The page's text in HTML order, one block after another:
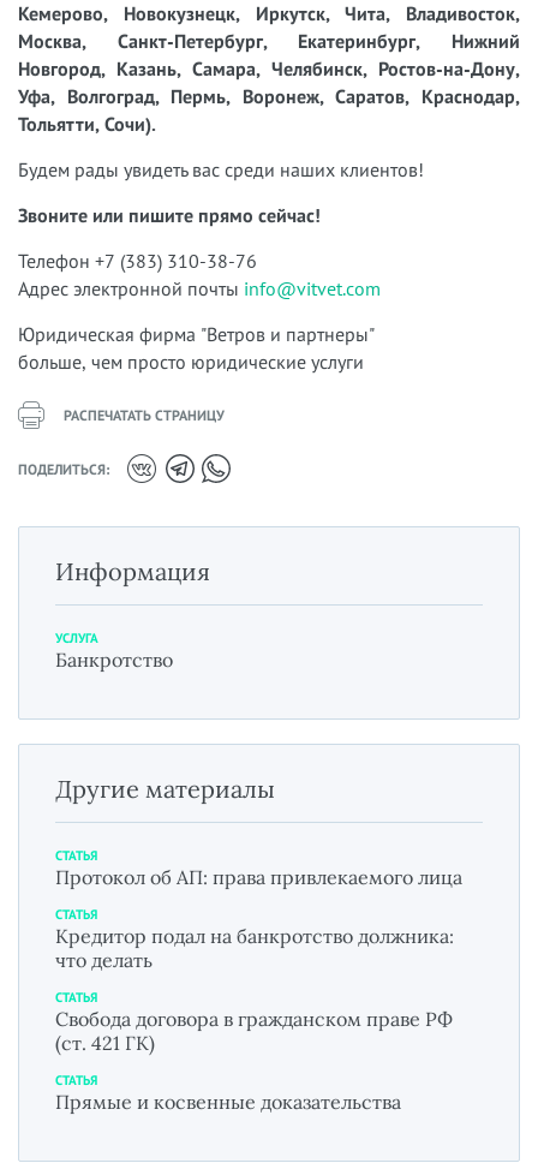
Кемерово, Новокузнецк, Иркутск, Чита, Владивосток,
Москва, Санкт-Петербург, Екатеринбург, Нижний
Новгород, Казань, Самара, Челябинск, Ростов-на-Дону,
Уфа, Волгоград, Пермь, Воронеж, Саратов, Краснодар,
Тольятти, Сочи).
Будем рады увидеть вас среди наших клиентов!
Звоните или пишите прямо сейчас!
Телефон +7 (383) 310-38-76
Адрес электронной почты info@vitvet.com
Юридическая фирма "Ветров и партнеры"
больше, чем просто юридические услуги
РАСПЕЧАТАТЬ СТРАНИЦУ
ПОДЕЛИТЬСЯ:
Информация
УСЛУГА
Банкротство
Другие материалы
СТАТЬЯ
Протокол об АП: права привлекаемого лица
СТАТЬЯ
Кредитор подал на банкротство должника:
что делать
СТАТЬЯ
Свобода договора в гражданском праве РФ
(ст. 421 ГК)
СТАТЬЯ
Прямые и косвенные доказательства